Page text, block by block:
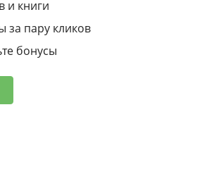
Принять
и книги
за пару кликов
бонусы